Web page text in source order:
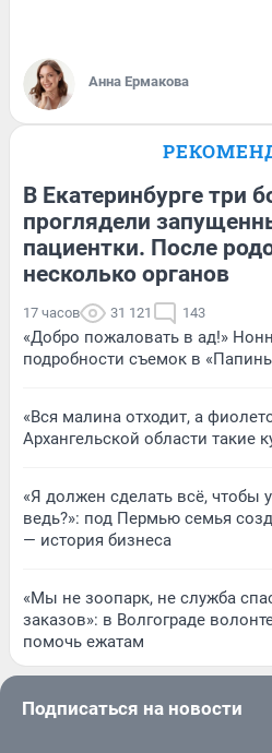
Анна Ермакова
В Екатеринбурге три
проглядели
пациентки. После
несколько органов
17 часов 31 121 143
«Добро пожаловать в ад!»
подробности съемок в
«Вся малина отходит, а
Архангельской области такие
«Я должен сделать всё, чтобы
ведь?»: под Пермью семья
— история бизнеса
«Мы не зоопарк, не служба
заказов»: в Волгограде
помочь ежатам
Подписаться на новости